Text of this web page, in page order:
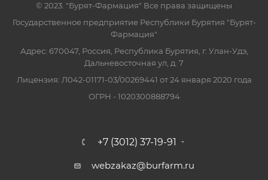
© 2023. "Бурят-Фармация" Все права защищены
Государственное предприятие Республики Бурятия "Бурят-
Фармация"
Адрес: 670047, Россия, Республика Бурятия, г. Улан-Удэ,
Дальневосточная ул, д. 7
Лицензия: Л042-01171-03/00269441 от 24 января 2020 года
ОГРН - 1020300888794
+7 (3012) 37-19-91
webzakaz@burfarm.ru